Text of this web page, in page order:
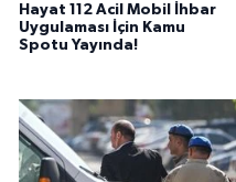
Hayat 112 Acil Mobil İhbar
Uygulaması İçin Kamu
Spotu Yayında!